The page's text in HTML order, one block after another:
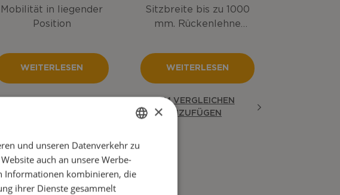
Mobilität in liegender
Position
WEITERLESEN
Sitzbreite bis zu 1000
mm. Rückenlehne
verschiedenen Winkeln
einstellbar.
WEITERLESEN
ZUM VERGLEICHEN
HINZUFÜGEN
ENGLISH
DANISH
FRENCH
×
und unseren Datenverkehr zu
auch an unsere Werbe-
Informationen kombinieren, die
ihrer Dienste gesammelt